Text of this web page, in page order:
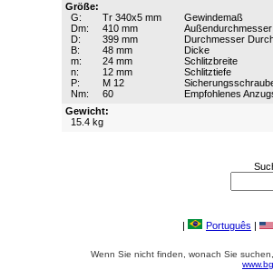
Größe:
G:
Tr 340x5 mm
Gewindemaß
Dm:
410 mm
Außendurchmesser
D:
399 mm
Durchmesser
B:
48 mm
Dicke
m:
24 mm
Schlitzbreite
n:
12 mm
Schlitztiefe
P:
M 12
Nm:
60
Empfohlenes
Gewicht:
15.4 kg
| Português |
Wenn Sie nicht finden, wonach Sie